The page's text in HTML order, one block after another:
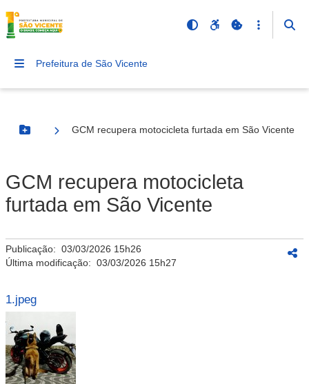
Prefeitura de São Vicente
Botão Menu
GCM recupera motocicleta furtada em São Vicente
GCM recupera motocicleta
furtada em São Vicente
Publicação: 03/03/2026 15h26
Última modificação: 03/03/2026 15h27
1.jpeg